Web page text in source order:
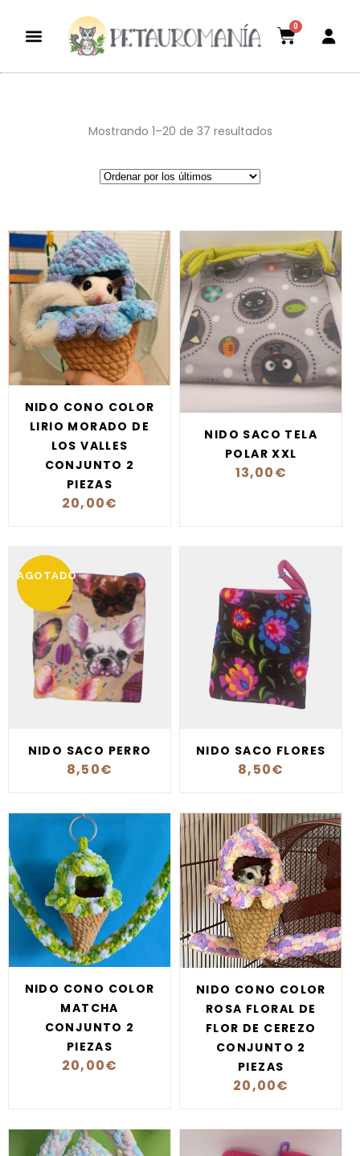
0
Mostrando 1–20 de 37 resultados
NIDO CONO COLOR
LIRIO MORADO DE
LOS VALLES
CONJUNTO 2
PIEZAS
20,00€
NIDO SACO TELA
POLAR XXL
13,00€
AGOTADO
NIDO SACO PERRO
8,50€
NIDO SACO FLORES
8,50€
NIDO CONO COLOR
MATCHA
CONJUNTO 2
PIEZAS
20,00€
NIDO CONO COLOR
ROSA FLORAL DE
FLOR DE CEREZO
CONJUNTO 2
PIEZAS
20,00€